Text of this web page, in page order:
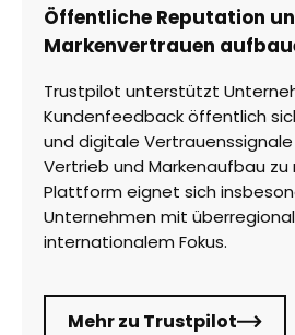
Öffentliche Reputation
Markenvertrauen
Trustpilot unterstützt
Kundenfeedback öffentlich
und digitale
Vertrieb und Markenaufbau zu
Plattform eignet sich
Unternehmen mit
internationalem Fokus.
Mehr zu Trustpilot